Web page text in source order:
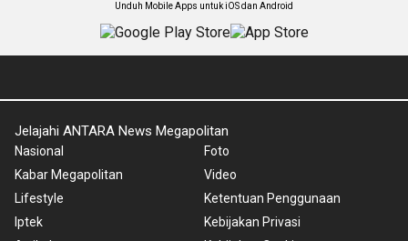
Unduh Mobile Apps untuk iOS dan Android
Jelajahi ANTARA News Megapolitan
Nasional
Kabar Megapolitan
Lifestyle
Iptek
Foto
Video
Ketentuan Penggunaan
Kebijakan Privasi